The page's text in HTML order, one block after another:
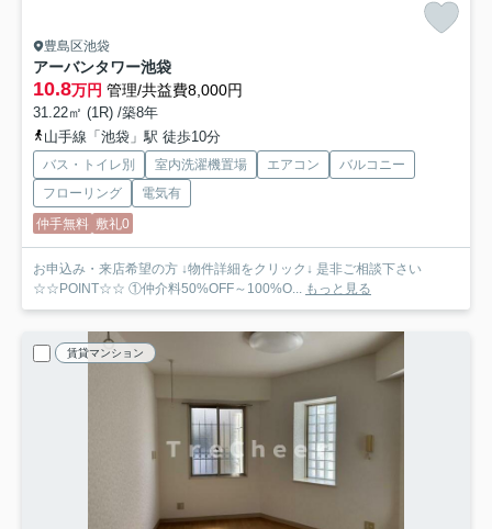
豊島区池袋
アーバンタワー池袋
10.8万円 管理/共益費8,000円
31.22㎡ (1R) /築8年
山手線「池袋」駅 徒歩10分
バス・トイレ別 室内洗濯機置場 エアコン
バルコニー
フローリング
電気有
仲手無料 敷礼0
お申込み・来店希望の方 ↓物件詳細をクリック↓ 是非ご相談下さい
☆☆POINT☆☆ ①仲介料50%OFF～100%O... もっと見る
賃貸マンション